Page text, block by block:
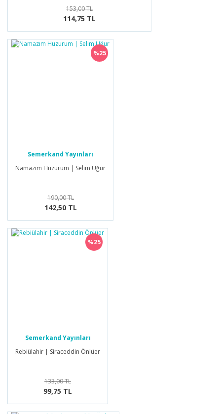
153,00 TL
114,75 TL
%25
Semerkand Yayınları
Namazım Huzurum | Selim Uğur
190,00 TL
142,50 TL
%25
Semerkand Yayınları
Rebiülahir | Siraceddin Önlüer
133,00 TL
99,75 TL